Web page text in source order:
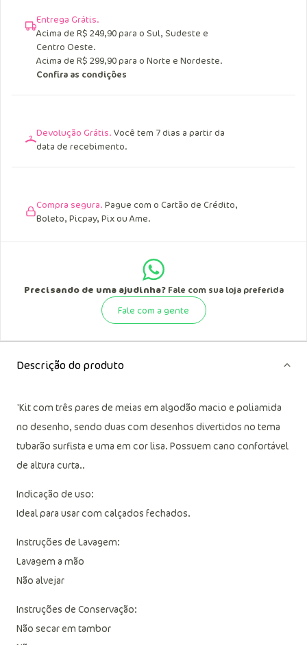
Entrega Grátis.
Acima de R$ 249,90 para o Sul, Sudeste e
Centro Oeste.
Acima de R$ 299,90 para o Norte e Nordeste.
Confira as condições
Devolução Grátis. Você tem 7 dias a partir da
data de recebimento.
Compra segura. Pague com o Cartão de Crédito,
Boleto, Picpay, Pix ou Ame.
Precisando de uma ajudinha?Fale com sua loja preferida
Fale com a gente
Descrição do produto
'Kit com três pares de meias em algodão macio e poliamida
no desenho, sendo duas com desenhos divertidos no tema
tubarão surfista e uma em cor lisa. Possuem cano confortável
de altura curta..
Indicação de uso:
Ideal para usar com calçados fechados.
Instruções de Lavagem:
Lavagem a mão
Não alvejar
Instruções de Conservação:
Não secar em tambor